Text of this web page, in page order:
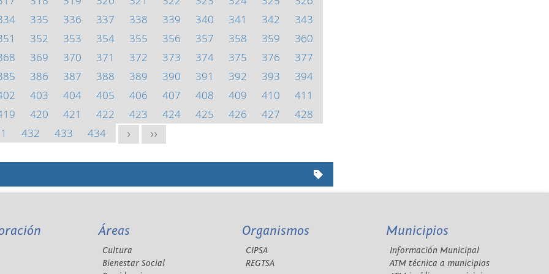
335 336 337 338 339 340 341 342
343
352 353 354 355 356 357 358 359
360
369 370 371 372 373 374 375 376
377
386 387 388 389 390 391 392 393
394
403 404 405 406 407 408 409 410
411
420 421 422 423 424 425 426 427
428
432 433 434 > >>
Áreas
Cultura
Bienestar Social
Organismos
CIPSA
REGTSA
Municipios
Información Municipal
ATM técnica a municipios